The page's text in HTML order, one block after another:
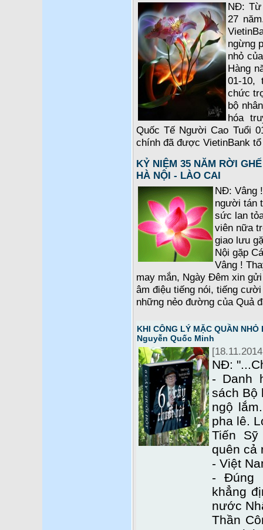
NĐ: Từ
27
ngừng
nhỏ
Hàng
01-10,
chức
bộ
hóa
Quốc Tế Người Cao Tuổi
chính đã được VietinBank
KỶ NIỆM 35 NĂM RỜI
HÀ NỘI - LÀO CAI
NĐ: Vâng
người tán
sức lan
viên nữa
giao lưu
Nội gặp
Vâng !
may mắn, Ngày Đêm xin
âm điệu tiếng nói, tiếng
những nẻo đường của Quả
KHI CÔNG LÝ MẶC QUẦN
Nguyễn Quốc Minh
NĐ:
- Danh
sách Bộ
ngộ
pha lê.
Tiến
quên cả
- Việt
- Đúng
khẳng
nước
Thần